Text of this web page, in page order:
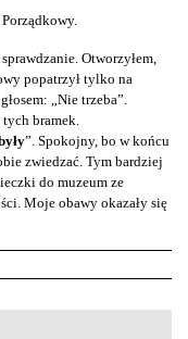
Otworzyłem,
popatrzył tylko na
„Nie trzeba”.
bramek.
”. Spokojny, bo w końcu
zwiedzać. Tym bardziej
do muzeum ze
Moje obawy okazały się